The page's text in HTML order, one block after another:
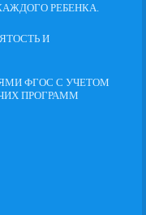
РЕБЕНКА.
И
ФГОС С УЧЕТОМ
ПРОГРАММ